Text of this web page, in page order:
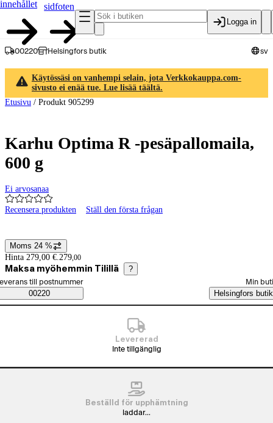
innehållet
sidfoten
Logga in
00220 Helsingfors butik sv
Käytössäsi on vanhempi selain, jota Verkkokauppa.com-
sivusto ei enää tue. Lue lisää täältä.
Etusivu / Produkt 905299
Karhu Optima R -pesäpallomaila,
600 g
Ei arvosanaa
Recensera produkten Ställ den första frågan
Prisinformation
Moms 24 %
Hinta 279,00 €. 279,00
Maksa myöhemmin Tilillä ?
Saatavuustiedot
beställningssätt
till postnummer
00220
Min
Helsingfors butik
Levererad
Inte tillgänglig
Beställd för upphämtning
laddar...